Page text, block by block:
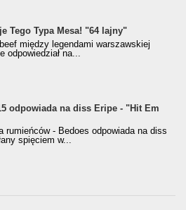
Tego Typa Mesa! "64 lajny"
między legendami warszawskiej
odpowiedział na...
odpowiada na diss Eripe - "Hit Em
rumieńców - Bedoes odpowiada na diss
spięciem w...